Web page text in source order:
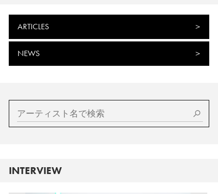
ARTICLES
NEWS
INTERVIEW